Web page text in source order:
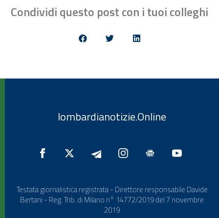
Condividi questo post con i tuoi colleghi
lombardianotizie.Online
Testata giornalistica registrata - Direttore responsabile Davide
Bertani - Reg. Trib. di Milano n° 14772/2019 del 7 novembre
2019